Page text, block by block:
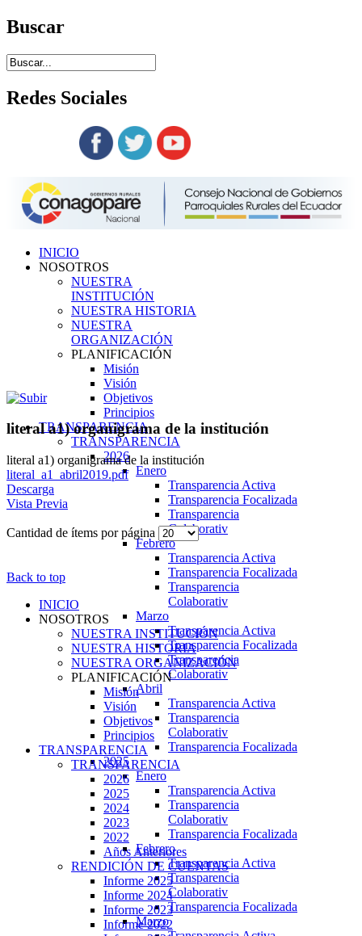
Buscar
Redes Sociales
INICIO
NOSOTROS
NUESTRA
INSTITUCIÓN
NUESTRA HISTORIA
NUESTRA
ORGANIZACIÓN
PLANIFICACIÓN
Misión
Visión
Objetivos
Principios
TRANSPARENCIA
TRANSPARENCIA
2026
Enero
Transparencia Activa
Transparencia Focalizada
Transparencia
Colaborativ
Febrero
Transparencia Activa
Transparencia Focalizada
Transparencia
Colaborativ
Marzo
Transparencia Activa
Transparencia Focalizada
Transparencia
Colaborativ
Abril
Transparencia Activa
Transparencia
Colaborativ
Transparencia Focalizada
2025
Enero
Transparencia Activa
Transparencia
Colaborativ
Transparencia Focalizada
Febrero
Transparencia Activa
Transparencia
Colaborativ
Transparencia Focalizada
Marzo
literal a1) organigrama de la institución
literal a1) organigrama de la institución
literal_a1_abril2019.pdf
Descarga
Vista Previa
Cantidad de ítems por página
Back to top
INICIO
NOSOTROS
NUESTRA INSTITUCIÓN
NUESTRA HISTORIA
NUESTRA ORGANIZACIÓN
PLANIFICACIÓN
Misión
Visión
Objetivos
Principios
TRANSPARENCIA
TRANSPARENCIA
2026
2025
2024
2023
2022
Años Anteriores
RENDICIÓN DE CUENTAS
Informe 2025
Informe 2024
Informe 2023
Informe 2022